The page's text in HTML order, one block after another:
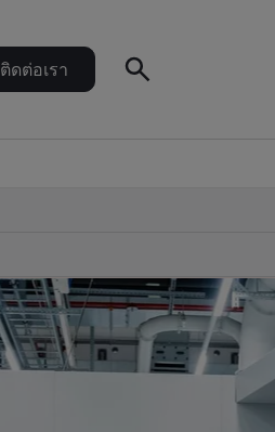
ติดต่อเรา